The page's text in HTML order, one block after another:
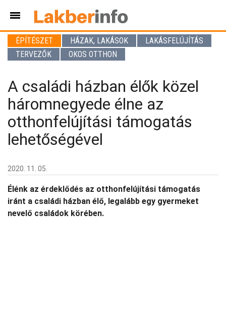
ÉPÍTÉSZET HÁZAK, LAKÁSOK
LAKÁSFELÚJÍTÁS
TERVEZŐK
OKOS OTTHON
A családi házban élők közel
háromnegyede élne az
otthonfelújítási támogatás
lehetőségével
2020. 11. 05.
Élénk az érdeklődés az otthonfelújítási támogatás
iránt a családi házban élő, legalább egy gyermeket
nevelő családok körében.